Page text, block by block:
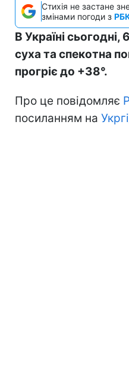
Стихія не застане
змінами погоди з
В Україні сьогодні,
суха та спекотна
прогріє до +38°.
Про це повідомляє
посиланням на